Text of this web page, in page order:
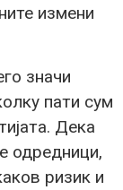
измени
значи
пати сум
Дека
одредници,
ризик и